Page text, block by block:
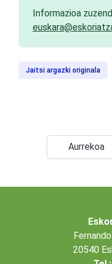
Informazioa
Jaitsi argazki originala
Aurrekoa
20540